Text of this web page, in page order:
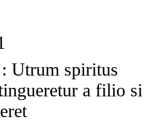
: Utrum spiritus
a filio si